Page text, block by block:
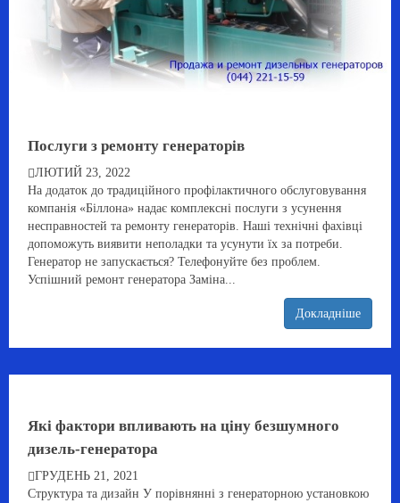
Послуги з ремонту генераторів
ЛЮТИЙ 23, 2022
На додаток до традиційного профілактичного обслуговування
компанія «Біллона» надає комплексні послуги з усунення
несправностей та ремонту генераторів. Наші технічні фахівці
допоможуть виявити неполадки та усунути їх за потреби.
Генератор не запускається? Телефонуйте без проблем.
Успішний ремонт генератора Заміна...
Докладніше
Які фактори впливають на ціну безшумного
дизель-генератора
ГРУДЕНЬ 21, 2021
Структура та дизайн У порівнянні з генераторною установкою